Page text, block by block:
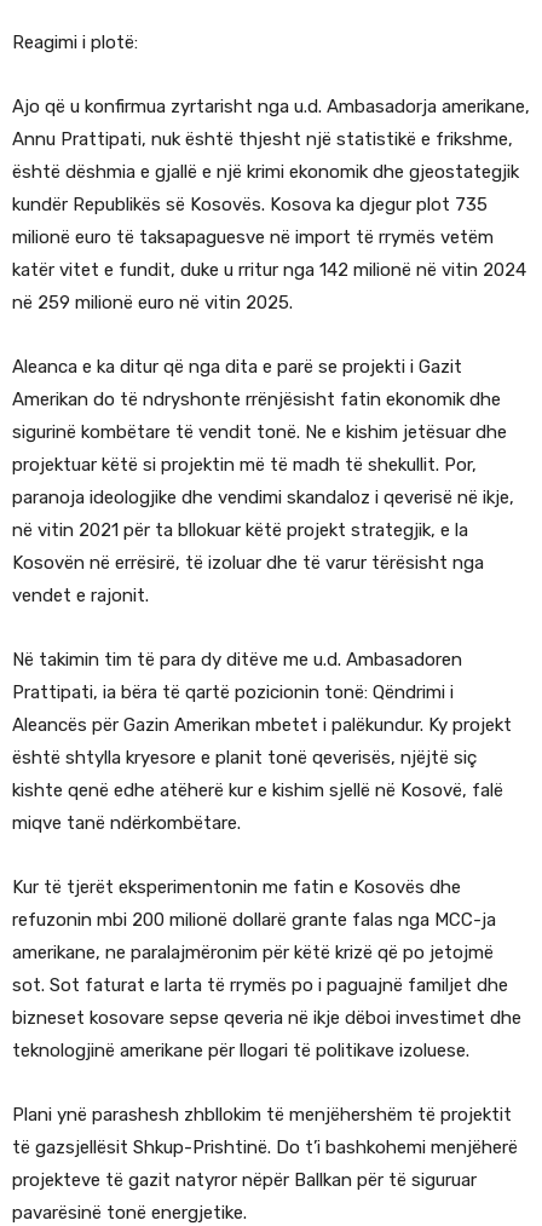
Reagimi i plotë:
Ajo që u konfirmua zyrtarisht nga u.d. Ambasadorja amerikane,
Annu Prattipati, nuk është thjesht një statistikë e frikshme,
është dëshmia e gjallë e një krimi ekonomik dhe gjeostategjik
kundër Republikës së Kosovës. Kosova ka djegur plot 735
milionë euro të taksapaguesve në import të rrymës vetëm
katër vitet e fundit, duke u rritur nga 142 milionë në vitin 2024
në 259 milionë euro në vitin 2025.
Aleanca e ka ditur që nga dita e parë se projekti i Gazit
Amerikan do të ndryshonte rrënjësisht fatin ekonomik dhe
sigurinë kombëtare të vendit tonë. Ne e kishim jetësuar dhe
projektuar këtë si projektin më të madh të shekullit. Por,
paranoja ideologjike dhe vendimi skandaloz i qeverisë në ikje,
në vitin 2021 për ta bllokuar këtë projekt strategjik, e la
Kosovën në errësirë, të izoluar dhe të varur tërësisht nga
vendet e rajonit.
Në takimin tim të para dy ditëve me u.d. Ambasadoren
Prattipati, ia bëra të qartë pozicionin tonë: Qëndrimi i
Aleancës për Gazin Amerikan mbetet i palëkundur. Ky projekt
është shtylla kryesore e planit tonë qeverisës, njëjtë siç
kishte qenë edhe atëherë kur e kishim sjellë në Kosovë, falë
miqve tanë ndërkombëtare.
Kur të tjerët eksperimentonin me fatin e Kosovës dhe
refuzonin mbi 200 milionë dollarë grante falas nga MCC-ja
amerikane, ne paralajmëronim për këtë krizë që po jetojmë
sot. Sot faturat e larta të rrymës po i paguajnë familjet dhe
bizneset kosovare sepse qeveria në ikje dëboi investimet dhe
teknologjinë amerikane për llogari të politikave izoluese.
Plani ynë parashesh zhbllokim të menjëhershëm të projektit
të gazsjellësit Shkup-Prishtinë. Do t’i bashkohemi menjëherë
projekteve të gazit natyror nëpër Ballkan për të siguruar
pavarësinë tonë energjetike.